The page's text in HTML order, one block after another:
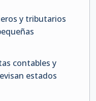
y tributarios
contables y
estados